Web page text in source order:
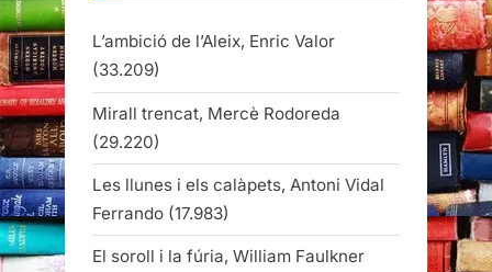
L’ambició de l’Aleix, Enric Valor
(33.209)
Mirall trencat, Mercè Rodoreda
(29.220)
Les llunes i els calàpets, Antoni Vidal
Ferrando (17.983)
El soroll i la fúria, William Faulkner